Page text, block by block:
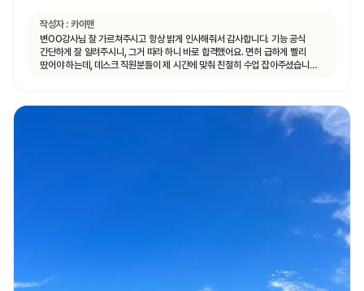
작성자 : 카이맨
변OO강사님 잘 가르쳐주시고 항상 밝게 인사해줘서 감사합니다. 기능 공식
간단하게 잘 알려주시니, 그거 따라 하니 바로 합격했어요. 면허 급하게 빨리
땄어야 하는데, 데스크 직원분들이 제 시간에 맞춰 친절히 수업 잡아주셨습니다.